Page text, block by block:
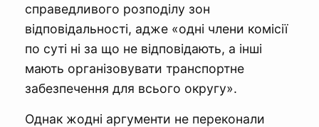
справедливого розподілу зон
відповідальності, адже «одні члени комісії
по суті ні за що не відповідають, а інші
мають організовувати транспортне
забезпечення для всього округу».
Однак жодні аргументи не переконали